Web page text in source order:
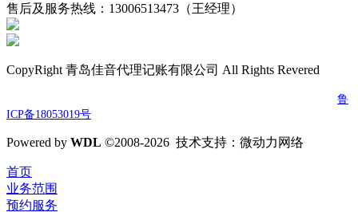
售后及服务热线：13006513473（王经理）
CopyRight 青岛佳音代理记账有限公司 All Rights Revered
鲁
ICP备18053019号
Powered by WDL ©2008-2026 技术支持：微动力网络
首页
业务范围
预约服务